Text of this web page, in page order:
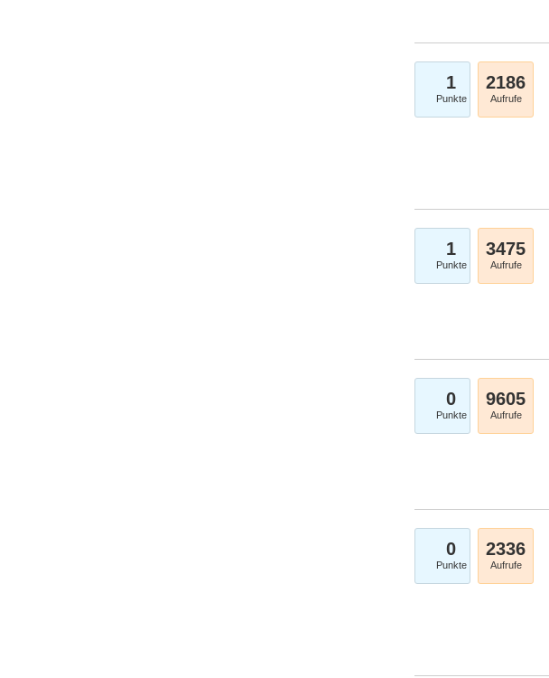
1
Punkte
2186
Aufrufe
1
Punkte
3475
Aufrufe
0
Punkte
9605
Aufrufe
0
Punkte
2336
Aufrufe